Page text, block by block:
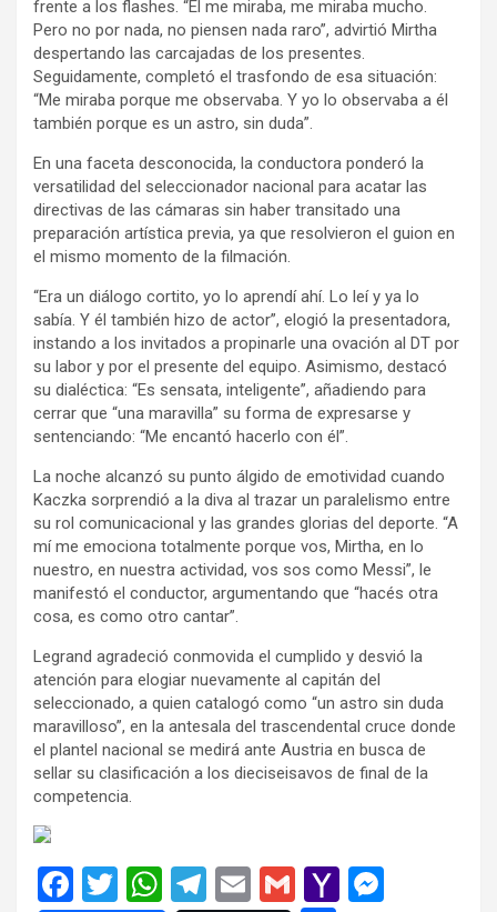
frente a los flashes. “Él me miraba, me miraba mucho.
Pero no por nada, no piensen nada raro”, advirtió Mirtha
despertando las carcajadas de los presentes.
Seguidamente, completó el trasfondo de esa situación:
“Me miraba porque me observaba. Y yo lo observaba a él
también porque es un astro, sin duda”.
En una faceta desconocida, la conductora ponderó la
versatilidad del seleccionador nacional para acatar las
directivas de las cámaras sin haber transitado una
preparación artística previa, ya que resolvieron el guion en
el mismo momento de la filmación.
“Era un diálogo cortito, yo lo aprendí ahí. Lo leí y ya lo
sabía. Y él también hizo de actor”, elogió la presentadora,
instando a los invitados a propinarle una ovación al DT por
su labor y por el presente del equipo. Asimismo, destacó
su dialéctica: “Es sensata, inteligente”, añadiendo para
cerrar que “una maravilla” su forma de expresarse y
sentenciando: “Me encantó hacerlo con él”.
La noche alcanzó su punto álgido de emotividad cuando
Kaczka sorprendió a la diva al trazar un paralelismo entre
su rol comunicacional y las grandes glorias del deporte. “A
mí me emociona totalmente porque vos, Mirtha, en lo
nuestro, en nuestra actividad, vos sos como Messi”, le
manifestó el conductor, argumentando que “hacés otra
cosa, es como otro cantar”.
Legrand agradeció conmovida el cumplido y desvió la
atención para elogiar nuevamente al capitán del
seleccionado, a quien catalogó como “un astro sin duda
maravilloso”, en la antesala del trascendental cruce donde
el plantel nacional se medirá ante Austria en busca de
sellar su clasificación a los dieciseisavos de final de la
competencia.
F
T
W T
E
G
Y